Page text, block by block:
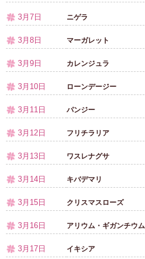
3月7日 ニゲラ
3月8日 マーガレット
3月9日 カレンジュラ
3月10日 ローンデージー
3月11日 パンジー
3月12日 フリチラリア
3月13日 ワスレナグサ
3月14日 キバデマリ
3月15日 クリスマスローズ
3月16日 アリウム・ギガンチウム
3月17日 イキシア